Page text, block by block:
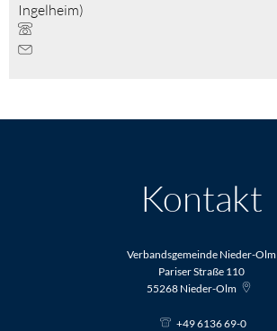
Ingelheim)
Kontakt
Verbandsgemeinde Nieder-Olm
Pariser Straße 110
55268 Nieder-Olm
+49 6136 69-0